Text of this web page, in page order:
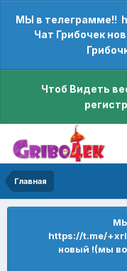
МЫ в телеграмме!!
Чат Грибочек
Чтоб Видеть
Главная
https://t.me/
новый !(мы